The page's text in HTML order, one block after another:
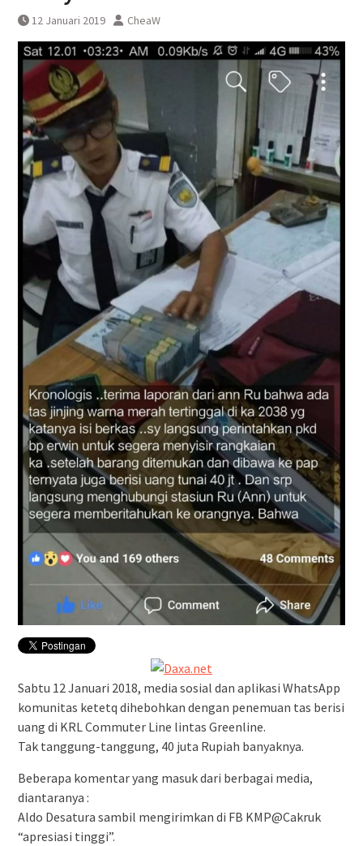
12 Januari 2019 CheaW
Sabtu 12 Januari 2018, media sosial dan aplikasi WhatsApp
komunitas ketetq dihebohkan dengan penemuan tas berisi
uang di KRL Commuter Line lintas Greenline.
Tak tanggung-tanggung, 40 juta Rupiah banyaknya.
Beberapa komentar yang masuk dari berbagai media,
diantaranya :
Aldo Desatura sambil mengirimkan di FB KMP@Cakruk
“apresiasi tinggi”.